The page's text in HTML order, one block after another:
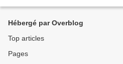
Hébergé par Overblog
Top articles
Pages